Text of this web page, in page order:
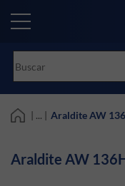
main
| ... | Araldite AW
Araldite AW